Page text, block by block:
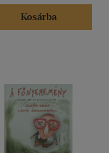
Kosárba